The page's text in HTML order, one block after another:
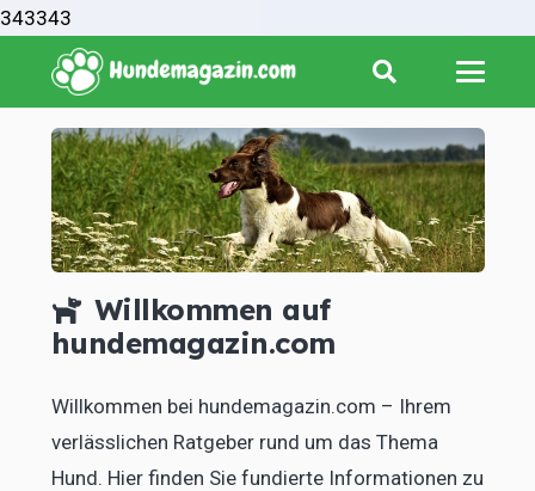
343343
Willkommen auf
hundemagazin.com
Willkommen bei hundemagazin.com – Ihrem
verlässlichen Ratgeber rund um das Thema
Hund. Hier finden Sie fundierte Informationen zu